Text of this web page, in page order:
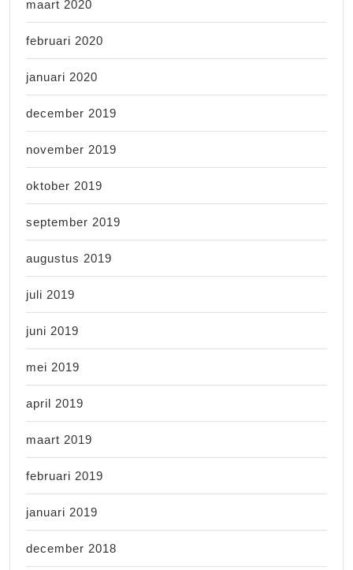
maart 2020
februari 2020
januari 2020
december 2019
november 2019
oktober 2019
september 2019
augustus 2019
juli 2019
juni 2019
mei 2019
april 2019
maart 2019
februari 2019
januari 2019
december 2018